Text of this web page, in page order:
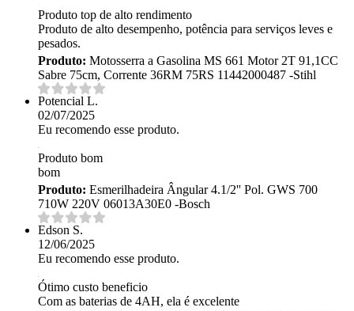
Produto top de alto rendimento
Produto de alto desempenho, potência para serviços leves e
pesados.
Produto: Motosserra a Gasolina MS 661 Motor 2T 91,1CC
Sabre 75cm, Corrente 36RM 75RS 11442000487 -Stihl
Potencial L.
02/07/2025
Eu recomendo esse produto.
Produto bom
bom
Produto: Esmerilhadeira Ângular 4.1/2'' Pol. GWS 700
710W 220V 06013A30E0 -Bosch
Edson S.
12/06/2025
Eu recomendo esse produto.
Ótimo custo beneficio
Com as baterias de 4AH, ela é excelente